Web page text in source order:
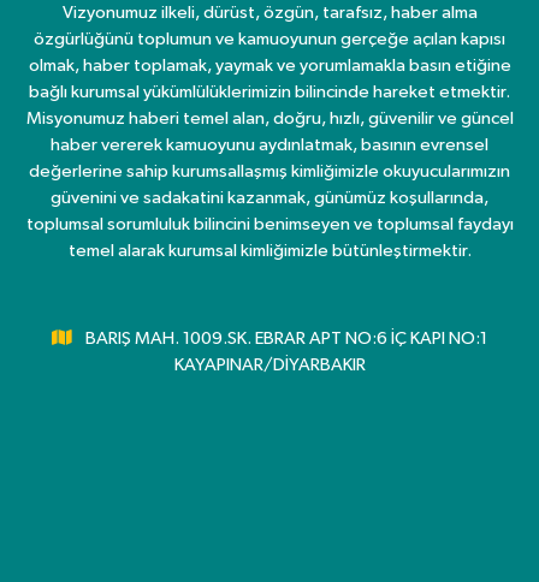
Vizyonumuz ilkeli, dürüst, özgün, tarafsız, haber alma
özgürlüğünü toplumun ve kamuoyunun gerçeğe açılan kapısı
olmak, haber toplamak, yaymak ve yorumlamakla basın etiğine
bağlı kurumsal yükümlülüklerimizin bilincinde hareket etmektir.
Misyonumuz haberi temel alan, doğru, hızlı, güvenilir ve güncel
haber vererek kamuoyunu aydınlatmak, basının evrensel
değerlerine sahip kurumsallaşmış kimliğimizle okuyucularımızın
güvenini ve sadakatini kazanmak, günümüz koşullarında,
toplumsal sorumluluk bilincini benimseyen ve toplumsal faydayı
temel alarak kurumsal kimliğimizle bütünleştirmektir.
BARIŞ MAH. 1009.SK. EBRAR APT NO:6 İÇ KAPI NO:1
KAYAPINAR/DİYARBAKIR